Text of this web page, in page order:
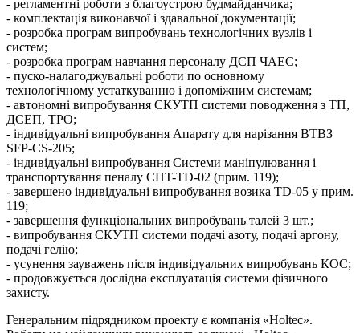
- регламентні роботи з благоустрою будмайданчика;
- комплектація виконавчої і здавальної документації;
- розробка програм випробувань технологічних вузлів і
систем;
- розробка програм навчання персоналу ДСП ЧАЕС;
- пуско-налагоджувальні роботи по основному
технологічному устаткуванню і допоміжним системам;
- автономні випробування СКУТП системи поводження з ТП,
ДСЕП, ТРО;
- індивідуальні випробування Апарату для нарізання ВТВЗ
SFP-CS-205;
- індивідуальні випробування Системи маніпулювання і
транспортування пеналу CHT-TD-02 (прим. 119);
- завершено індивідуальні випробування возика TD-05 у прим.
119;
- завершення функціональних випробувань талей 3 шт.;
- випробування СКУТП системи подачі азоту, подачі аргону,
подачі гелію;
- усунення зауважень після індивідуальних випробувань КОС;
- продовжується дослідна експлуатація системи фізичного
захисту.
Генеральним підрядником проекту є компанія «Holtec».